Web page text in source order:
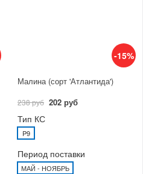
-15%
Малина (сорт 'Атлантида')
238 руб 202 руб
Тип КС
P9
Период поставки
МАЙ - НОЯБРЬ